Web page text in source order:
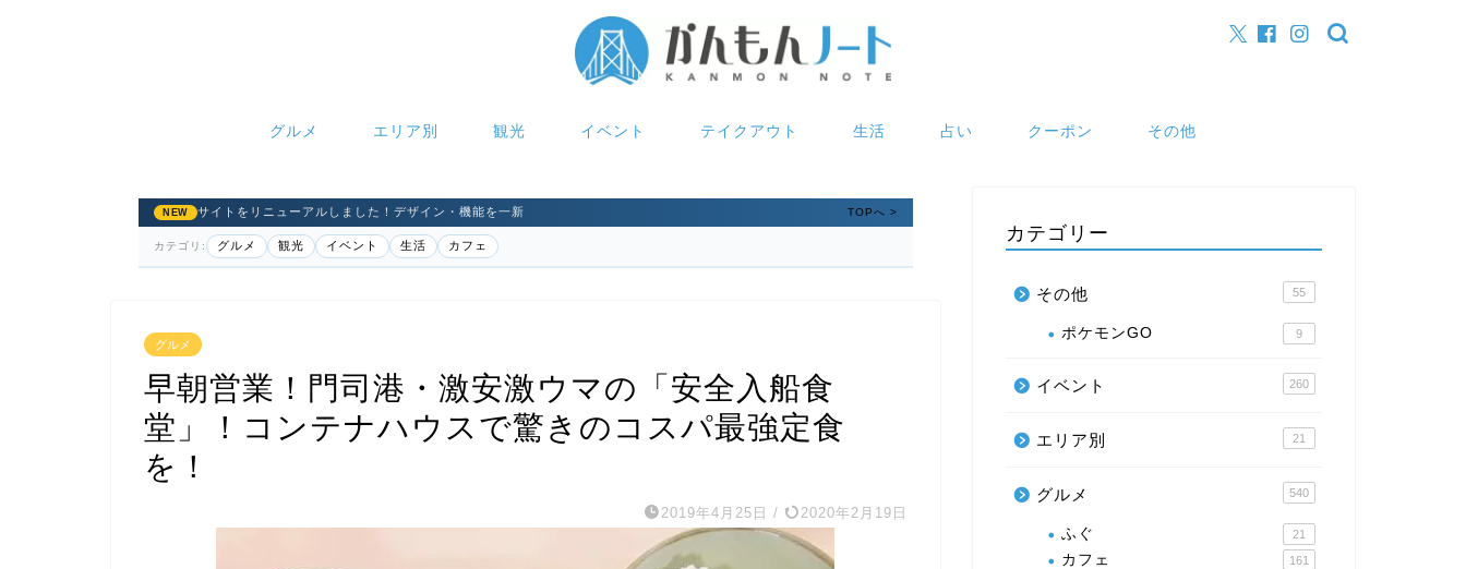
グルメ エリア別 観光 イベント テイクアウト 生活 占い クーポン その他
NEW サイトをリニューアルしました！デザイン・機能を一新 TOPへ >
カテゴリ: グルメ 観光 イベント 生活 カフェ
グルメ
早朝営業！門司港・激安激ウマの「安全入船食
堂」！コンテナハウスで驚きのコスパ最強定食
を！
2019年4月25日 / 2020年2月19日
カテゴリー
その他 55
ポケモンGO 9
イベント 260
エリア別 21
グルメ 540
ふぐ 21
カフェ 161